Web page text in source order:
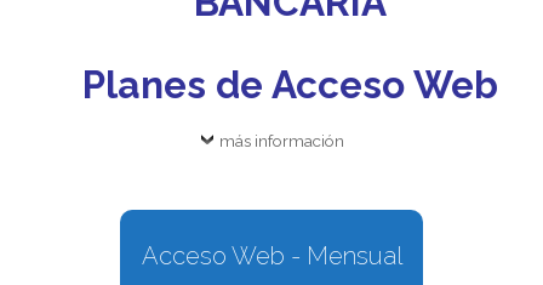
Planes de Acceso Web
más información
Acceso Web - Mensual